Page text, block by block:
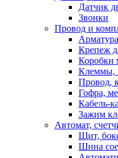
Датчик
Звонки
Провод и
Крепеж
Коробки
Клеммы,
Провод,
Гофра,
Кабель-
Зажим
Автомат,
Щит,
Шина